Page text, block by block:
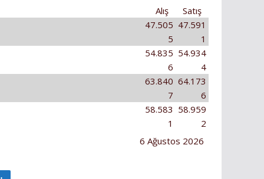
Satış
Alış
47.591
1
47.505
5
54.934
4
54.835
6
64.173
6
63.840
7
58.959
2
58.583
1
6 Ağustos 2026